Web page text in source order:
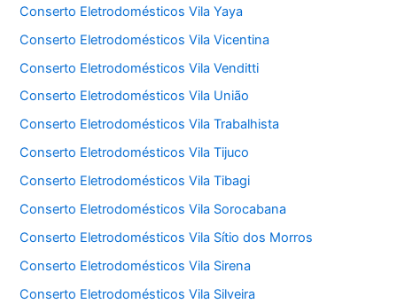
Conserto Eletrodomésticos Vila Yaya
Conserto Eletrodomésticos Vila Vicentina
Conserto Eletrodomésticos Vila Venditti
Conserto Eletrodomésticos Vila União
Conserto Eletrodomésticos Vila Trabalhista
Conserto Eletrodomésticos Vila Tijuco
Conserto Eletrodomésticos Vila Tibagi
Conserto Eletrodomésticos Vila Sorocabana
Conserto Eletrodomésticos Vila Sítio dos Morros
Conserto Eletrodomésticos Vila Sirena
Conserto Eletrodomésticos Vila Silveira